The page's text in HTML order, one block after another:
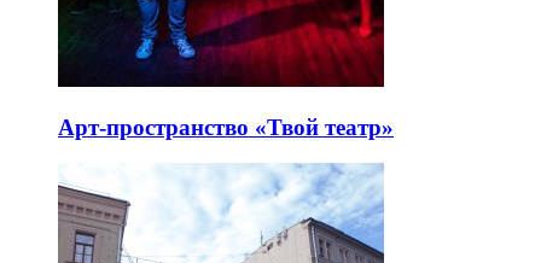
Арт-пространство «Твой театр»